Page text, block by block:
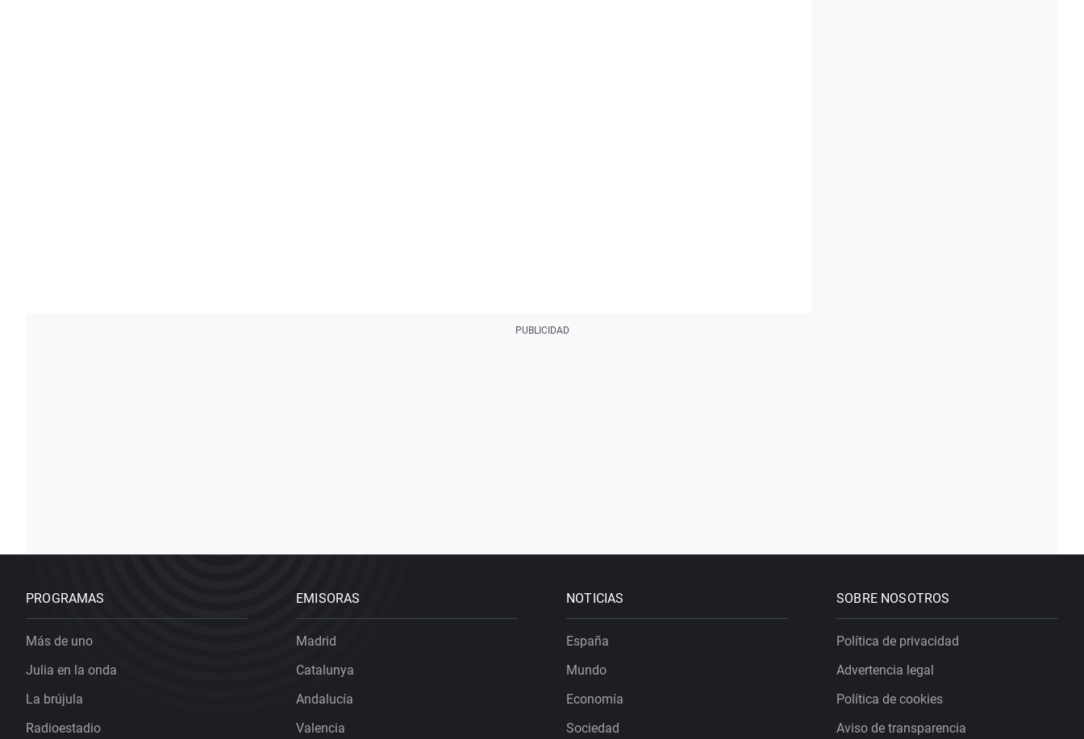
PROGRAMAS
Más de uno
Julia en la onda
La brújula
Radioestadio
EMISORAS
Madrid
Catalunya
Andalucía
Valencia
NOTICIAS
España
Mundo
Economía
Sociedad
SOBRE NOSOTROS
Política de privacidad
Advertencia legal
Política de cookies
Aviso de transparencia